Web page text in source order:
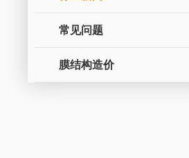
常见问题
膜结构造价